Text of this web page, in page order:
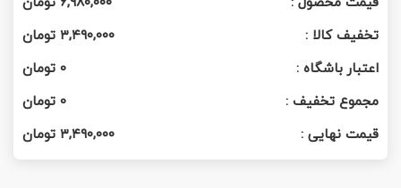
تخفیف کالا :
۳,۴۹۰,۰۰۰تومان
اعتبار باشگاه :
0تومان
مجموع تخفیف :
0تومان
قیمت نهایی :
۳,۴۹۰,۰۰۰تومان